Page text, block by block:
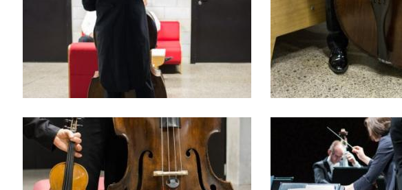
Orkiestra
Symfoniczna